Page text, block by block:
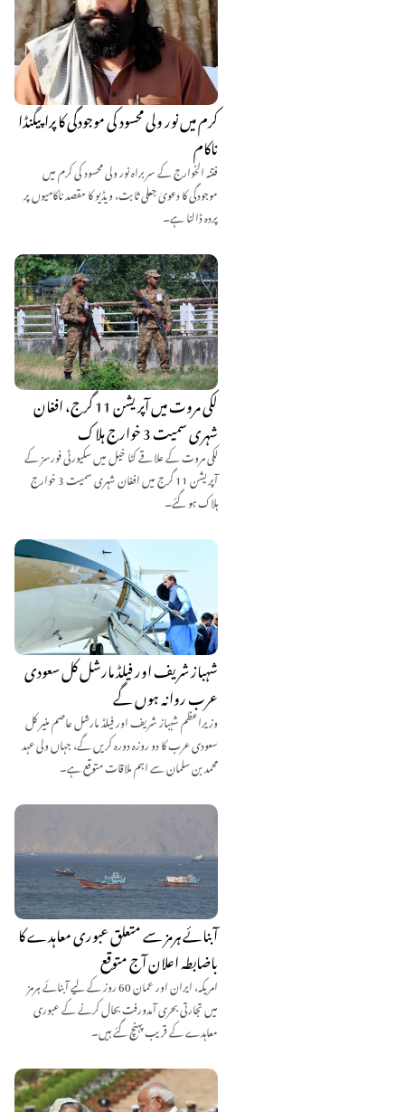
کرم میں نور ولی محسود کی موجودگی کا پراپیگنڈا
ناکام
فتنہ الخوارج کے سربراہ نور ولی محسود کی کرم میں
موجودگی کا دعویٰ جعلی ثابت، ویڈیو کا مقصد ناکامیوں پر
پردہ ڈالنا ہے۔
لکی مروت میں آپریشن 11 گرج، افغان
شہری سمیت 3 خوارج ہلاک
لکی مروت کے علاقے کٹا خیل میں سکیورٹی فورسز کے
آپریشن 11 گرج میں افغان شہری سمیت 3 خوارج
ہلاک ہو گئے۔
شہباز شریف اور فیلڈ مارشل کل سعودی
عرب روانہ ہوں گے
وزیراعظم شہباز شریف اور فیلڈ مارشل عاصم منیر کل
سعودی عرب کا دو روزہ دورہ کریں گے، جہاں ولی عہد
محمد بن سلمان سے اہم ملاقات متوقع ہے۔
آبنائے ہرمز سے متعلق عبوری معاہدے کا
باضابطہ اعلان آج متوقع
امریکہ، ایران اور عمان 60 روز کے لیے آبنائے ہرمز
میں تجارتی بحری آمدورفت بحال کرنے کے عبوری
معاہدے کے قریب پہنچ گئے ہیں۔